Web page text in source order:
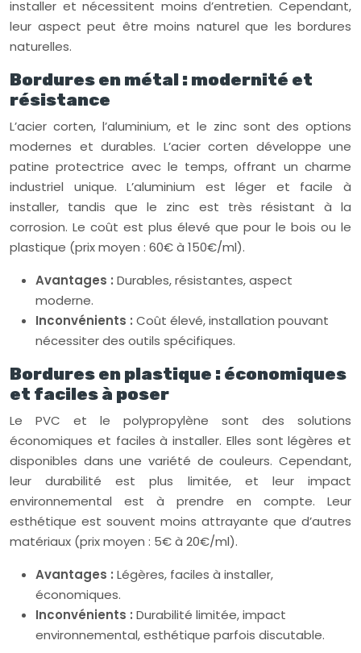
installer et nécessitent moins d’entretien. Cependant,
leur aspect peut être moins naturel que les bordures
naturelles.
Bordures en métal : modernité et
résistance
L’acier corten, l’aluminium, et le zinc sont des options
modernes et durables. L’acier corten développe une
patine protectrice avec le temps, offrant un charme
industriel unique. L’aluminium est léger et facile à
installer, tandis que le zinc est très résistant à la
corrosion. Le coût est plus élevé que pour le bois ou le
plastique (prix moyen : 60€ à 150€/ml).
Avantages : Durables, résistantes, aspect
moderne.
Inconvénients : Coût élevé, installation pouvant
nécessiter des outils spécifiques.
Bordures en plastique : économiques
et faciles à poser
Le PVC et le polypropylène sont des solutions
économiques et faciles à installer. Elles sont légères et
disponibles dans une variété de couleurs. Cependant,
leur durabilité est plus limitée, et leur impact
environnemental est à prendre en compte. Leur
esthétique est souvent moins attrayante que d’autres
matériaux (prix moyen : 5€ à 20€/ml).
Avantages : Légères, faciles à installer,
économiques.
Inconvénients : Durabilité limitée, impact
environnemental, esthétique parfois discutable.